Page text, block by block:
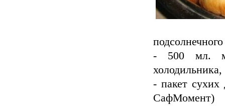
подсолнечного
- 500 мл.
холодильника,
- пакет сухих
СафМомент)